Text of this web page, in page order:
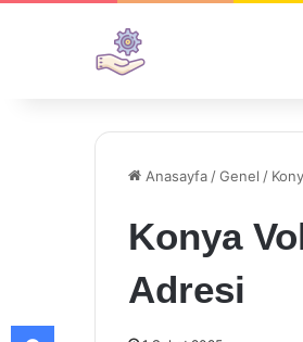
Anasayfa /Genel /
Konya
Adresi
Facebook